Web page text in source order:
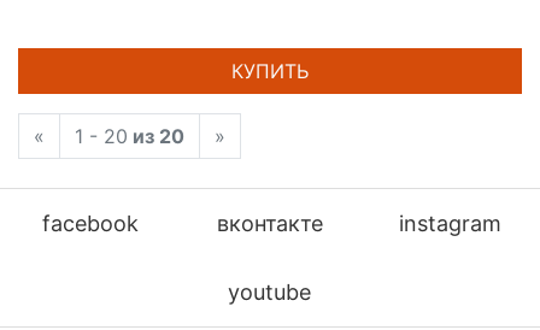
КУПИТЬ
« 1 - 20 из 20 »
facebook вконтакте instagram
youtube